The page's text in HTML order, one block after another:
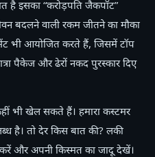
है इसका “करोड़पति जैकपॉट”
बदलने वाली रकम जीतने का मौका
भी आयोजित करते हैं, जिसमें टॉप
पैकेज और ढेरों नकद पुरस्कार दिए
भी खेल सकते हैं। हमारा कस्टमर
है। तो देर किस बात की? लकी
और अपनी किस्मत का जादू देखें।